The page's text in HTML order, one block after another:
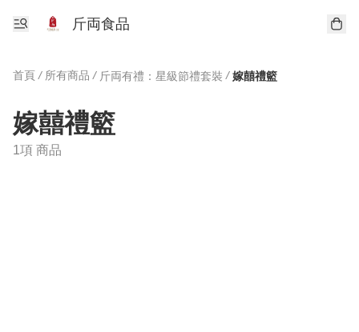
斤両食品
首頁 / 所有商品 / 斤両有禮：星級節禮套裝 / 嫁囍禮籃
嫁囍禮籃
1項 商品